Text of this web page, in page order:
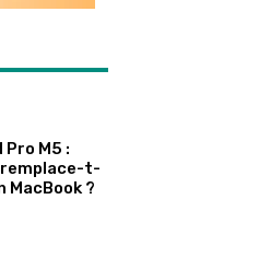
Pro M5 :
t-
MacBook ?